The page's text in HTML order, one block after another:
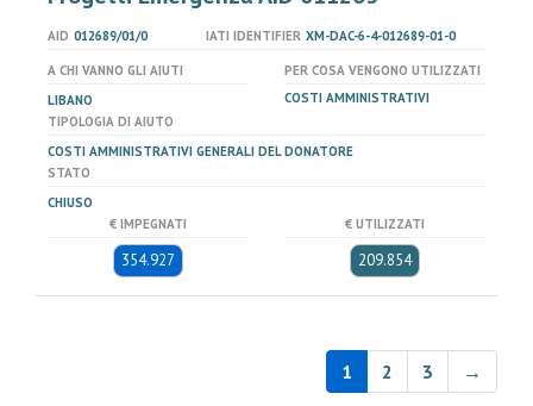
AID 012689/01/0 IATI IDENTIFIER XM-DAC-6-4-012689-01-0
A CHI VANNO GLI AIUTI
LIBANO
PER COSA VENGONO UTILIZZATI
COSTI AMMINISTRATIVI
TIPOLOGIA DI AIUTO
COSTI AMMINISTRATIVI GENERALI DEL DONATORE
STATO
CHIUSO
€ IMPEGNATI
354.927
€ UTILIZZATI
209.854
1 2 3 →